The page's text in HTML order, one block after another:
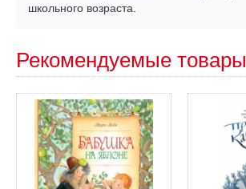
школьного возраста.
Рекомендуемые товары